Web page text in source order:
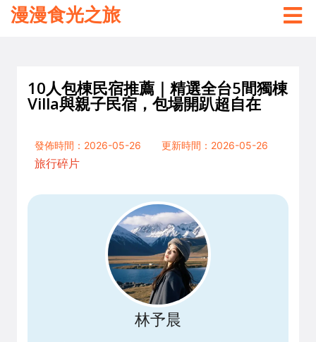
漫漫食光之旅
10人包棟民宿推薦｜精選全台5間獨棟
Villa與親子民宿，包場開趴超自在
發佈時間：2026-05-26
更新時間：2026-05-26
旅行碎片
林予晨